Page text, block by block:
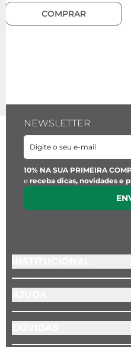
COMPRAR
NEWSLETTER
10% NA SUA PRIMEIRA
e receba dicas, novidades e